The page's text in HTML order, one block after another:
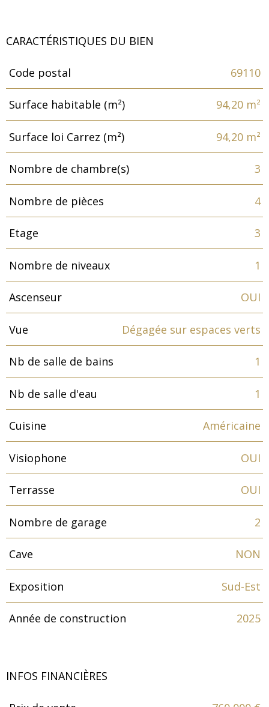
CARACTÉRISTIQUES DU BIEN
Caractéristiques
Code postal 69110
Surface habitable (m²) 94,20 m²
Surface loi Carrez (m²) 94,20 m²
Nombre de chambre(s) 3
Nombre de pièces 4
Etage 3
Nombre de niveaux 1
Ascenseur OUI
Vue Dégagée sur espaces verts
Nb de salle de bains 1
Nb de salle d'eau 1
Cuisine Américaine
Visiophone OUI
Terrasse OUI
Nombre de garage 2
Cave NON
Exposition Sud-Est
Année de construction 2025
INFOS FINANCIÈRES